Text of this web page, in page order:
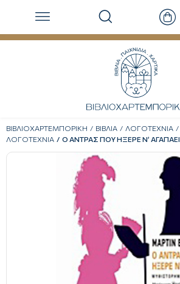
ΒΙΒΛΙΟΧΑΡΤΕΜΠΟΡΙΚΗ ΒΙΒΛΙΑ ΛΟΓΟΤΕΧΝΙΑ
ΛΟΓΟΤΕΧΝΙΑ
Ο ΑΝΤΡΑΣ ΠΟΥ ΗΞΕΡΕ Ν’ ΑΓΑΠΑΕΙ